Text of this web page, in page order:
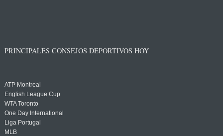
PRINCIPALES CONSEJOS DEPORTIVOS HOY
ATP Montreal
English League Cup
WTA Toronto
One Day International
Liga Portugal
MLB